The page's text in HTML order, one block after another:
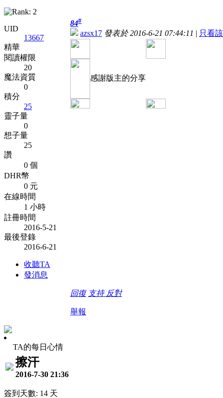
UID
13667
精華
閱讀權限
20
魔法資質
0
積分
25
靈子量
0
想子量
25
讚
0 個
DHR幣
0 元
在線時間
1 小時
註冊時間
2016-5-21
最後登錄
2016-6-21
收聽TA
發消息
84#
azsx17 發表於 2016-6-21 07:44:11 | 只看
感謝版主的分享
回復 支持 反對
舉報
TA的每日心情
擦汗
2016-7-30 21:36
簽到天數: 14 天